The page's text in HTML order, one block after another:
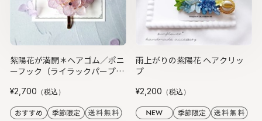
紫陽花が満開＊ヘアゴム／ポニ
ーフック（ライラックパープ
¥2,700 （税込）
雨上がりの紫陽花 ヘアクリッ
プ
¥2,200 （税込）